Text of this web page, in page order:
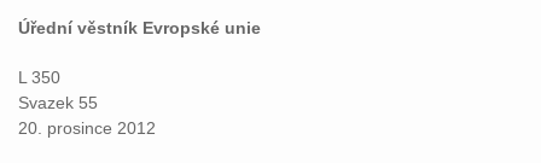
Úřední věstník Evropské unie
L 350
Svazek 55
20. prosince 2012